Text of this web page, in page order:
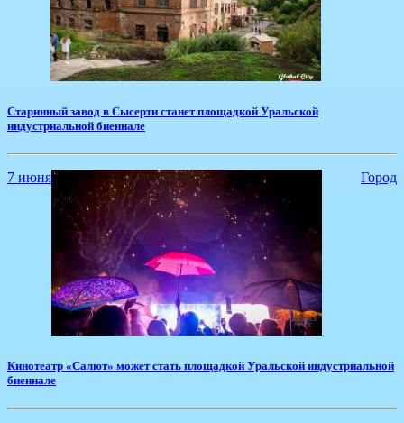
​Старинный завод в Сысерти станет площадкой Уральской
индустриальной биеннале
7 июня Город
​Кинотеатр «Салют» может стать площадкой Уральской индустриальной
биеннале